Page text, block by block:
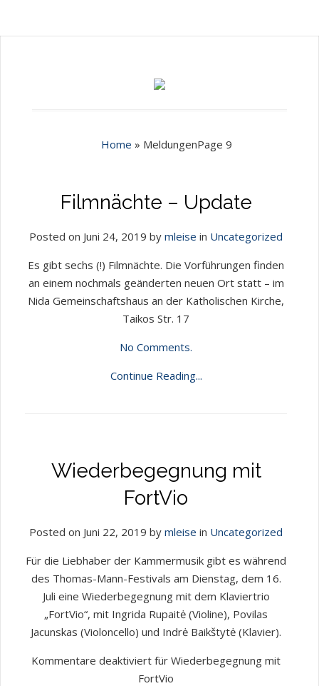
Home » MeldungenPage 9
Filmnächte – Update
Posted on Juni 24, 2019 by mleise in Uncategorized
Es gibt sechs (!) Filmnächte. Die Vorführungen finden
an einem nochmals geänderten neuen Ort statt – im
Nida Gemeinschaftshaus an der Katholischen Kirche,
Taikos Str. 17
No Comments.
Continue Reading...
Wiederbegegnung mit
FortVio
Posted on Juni 22, 2019 by mleise in Uncategorized
Für die Liebhaber der Kammermusik gibt es während
des Thomas-Mann-Festivals am Dienstag, dem 16.
Juli eine Wiederbegegnung mit dem Klaviertrio
„FortVio“, mit Ingrida Rupaitė (Violine), Povilas
Jacunskas (Violoncello) und Indrė Baikštytė (Klavier).
Kommentare deaktiviert für Wiederbegegnung mit
FortVio